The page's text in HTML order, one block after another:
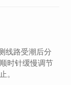
线路受潮后分
时针缓慢调节
。